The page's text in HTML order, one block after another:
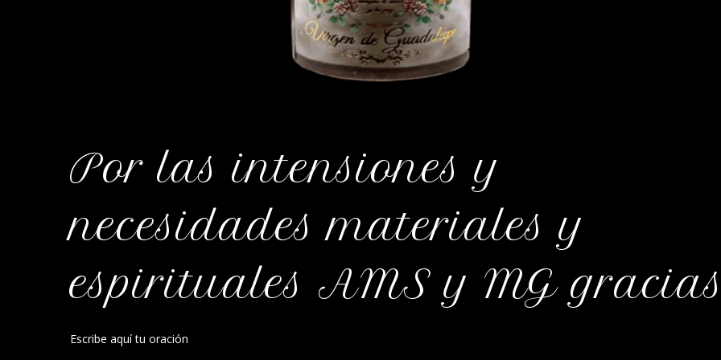
Por las intensiones y
necesidades materiales y
espirituales AMS y MG
Escribe aquí tu oración